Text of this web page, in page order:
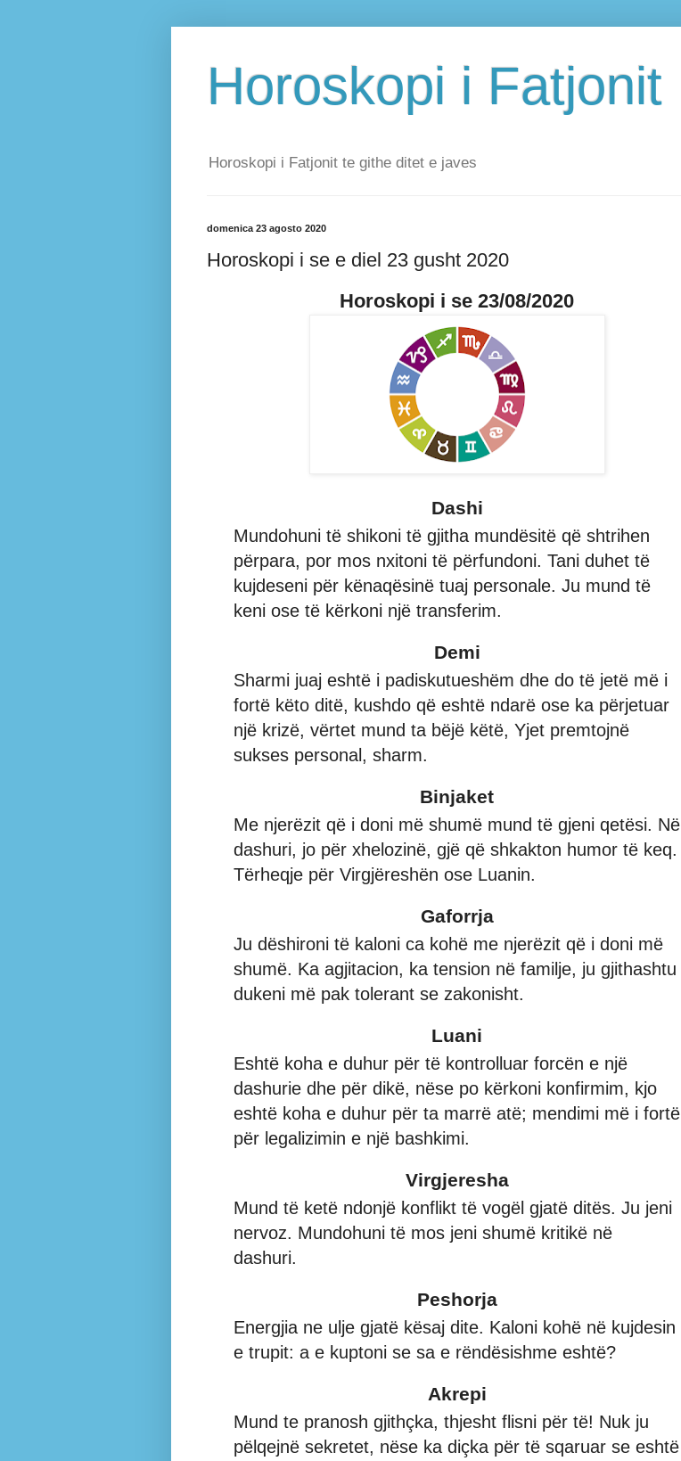
Horoskopi i Fatjonit
Horoskopi i Fatjonit te githe ditet e javes
domenica 23 agosto 2020
Horoskopi i se e diel 23 gusht 2020
Horoskopi i se 23/08/2020
Dashi
Mundohuni të shikoni të gjitha mundësitë që shtrihen
përpara, por mos nxitoni të përfundoni. Tani duhet të
kujdeseni për kënaqësinë tuaj personale. Ju mund të
keni ose të kërkoni një transferim.
Demi
Sharmi juaj eshtë i padiskutueshëm dhe do të jetë më i
fortë këto ditë, kushdo që eshtë ndarë ose ka përjetuar
një krizë, vërtet mund ta bëjë këtë, Yjet premtojnë
sukses personal, sharm.
Binjaket
Me njerëzit që i doni më shumë mund të gjeni qetësi. Në
dashuri, jo për xhelozinë, gjë që shkakton humor të keq.
Tërheqje për Virgjëreshën ose Luanin.
Gaforrja
Ju dëshironi të kaloni ca kohë me njerëzit që i doni më
shumë. Ka agjitacion, ka tension në familje, ju gjithashtu
dukeni më pak tolerant se zakonisht.
Luani
Eshtë koha e duhur për të kontrolluar forcën e një
dashurie dhe për dikë, nëse po kërkoni konfirmim, kjo
eshtë koha e duhur për ta marrë atë; mendimi më i fortë
për legalizimin e një bashkimi.
Virgjeresha
Mund të ketë ndonjë konflikt të vogël gjatë ditës. Ju jeni
nervoz. Mundohuni të mos jeni shumë kritikë në
dashuri.
Peshorja
Energjia ne ulje gjatë kësaj dite. Kaloni kohë në kujdesin
e trupit: a e kuptoni se sa e rëndësishme eshtë?
Akrepi
Mund te pranosh gjithçka, thjesht flisni për të! Nuk ju
pëlqejnë sekretet, nëse ka diçka për të sqaruar se eshtë